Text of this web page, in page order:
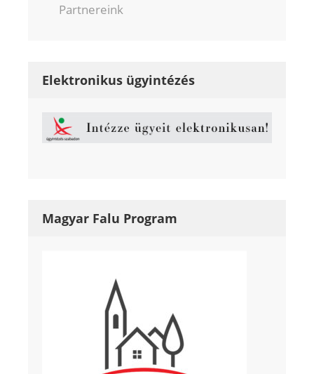
Partnereink
Elektronikus ügyintézés
Magyar Falu Program